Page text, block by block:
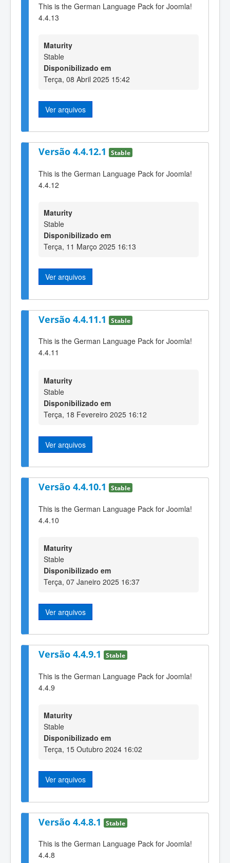
This is the German Language Pack for Joomla!
4.4.13
Maturity
Stable
Disponibilizado em
Terça, 08 Abril 2025 15:42
Ver arquivos
Versão 4.4.12.1 Stable
This is the German Language Pack for Joomla!
4.4.12
Maturity
Stable
Disponibilizado em
Terça, 11 Março 2025 16:13
Ver arquivos
Versão 4.4.11.1 Stable
This is the German Language Pack for Joomla!
4.4.11
Maturity
Stable
Disponibilizado em
Terça, 18 Fevereiro 2025 16:12
Ver arquivos
Versão 4.4.10.1 Stable
This is the German Language Pack for Joomla!
4.4.10
Maturity
Stable
Disponibilizado em
Terça, 07 Janeiro 2025 16:37
Ver arquivos
Versão 4.4.9.1 Stable
This is the German Language Pack for Joomla!
4.4.9
Maturity
Stable
Disponibilizado em
Terça, 15 Outubro 2024 16:02
Ver arquivos
Versão 4.4.8.1 Stable
This is the German Language Pack for Joomla!
4.4.8